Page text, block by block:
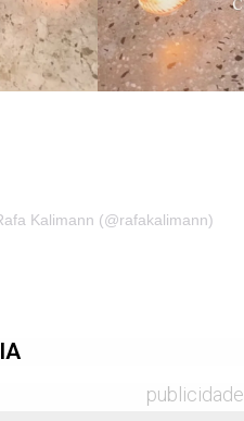
Kalimann (@rafakalimann)
publicidade